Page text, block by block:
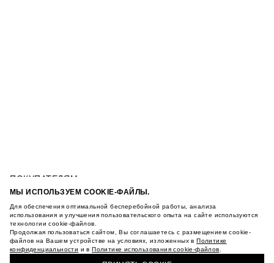
МЫ ИСПОЛЬЗУЕМ COOKIE-ФАЙЛЫ.
Для обеспечения оптимальной бесперебойной работы, анализа
использования и улучшения пользовательского опыта на сайте используются
технологии cookie-файлов.
Продолжая пользоваться сайтом, Вы соглашаетесь с размещением cookie-
файлов на Вашем устройстве на условиях, изложенных вПолитике
конфиденциальности и вПолитике использования cookie-файлов
ПОКУПАТЕЛЯМ
УСЛОВИЯ ИСПОЛЬЗОВАНИЯ ПОДАРОЧНЫХ
КАРТ
ПОЛИТИКА КОНФИДЕНЦИАЛЬНОСТИ
ПОЛИТИКА COOKIE
УСЛОВИЯ ПОКУПКИ
О НАС
ДЖИНСЫ ИЗ ЛИОЦЕЛЛА СВОБОДНОГО КРОЯ С
ВЫСОКОЙ ПОСАДКОЙ
КУПИТЬ + ПОЛУЧИТЬ В МАГАЗИНЕ MAAG